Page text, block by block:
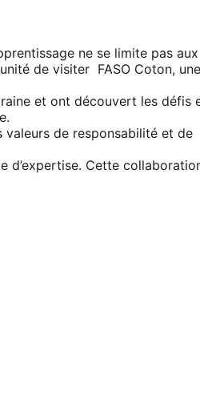
ne se limite pas
de visiter FASO Coton, une
et ont découvert les défis
valeurs de responsabilité et de
d’expertise. Cette